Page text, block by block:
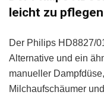
leicht zu
Der Philips HD8827/
Alternative und ein
manueller
Milchaufschäumer